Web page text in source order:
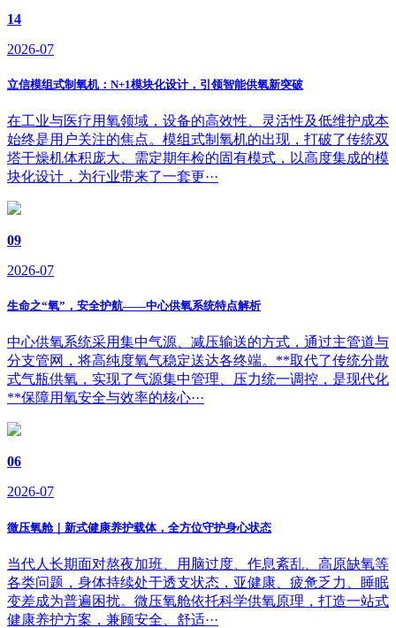
14
2026-07
立信模组式制氧机：N+1模块化设计，引领智能供氧新突破
在工业与医疗用氧领域，设备的高效性、灵活性及低维护成本
始终是用户关注的焦点。模组式制氧机的出现，打破了传统双
塔干燥机体积庞大、需定期年检的固有模式，以高度集成的模
块化设计，为行业带来了一套更···
09
2026-07
生命之“氧”，安全护航——中心供氧系统特点解析
中心供氧系统采用集中气源、减压输送的方式，通过主管道与
分支管网，将高纯度氧气稳定送达各终端。**取代了传统分散
式气瓶供氧，实现了气源集中管理、压力统一调控，是现代化
**保障用氧安全与效率的核心···
06
2026-07
微压氧舱｜新式健康养护载体，全方位守护身心状态
当代人长期面对熬夜加班、用脑过度、作息紊乱、高原缺氧等
各类问题，身体持续处于透支状态，亚健康、疲惫乏力、睡眠
变差成为普遍困扰。微压氧舱依托科学供氧原理，打造一站式
健康养护方案，兼顾安全、舒适···